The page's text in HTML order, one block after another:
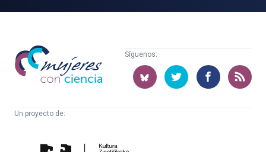
Mujeres
con
ciencia
Síguenos:
Un proyecto de: